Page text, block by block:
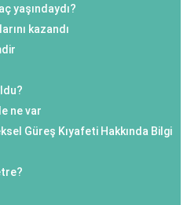
yaşındaydı?
kazandı
ne var
Güreş Kıyafeti Hakkında Bilgi